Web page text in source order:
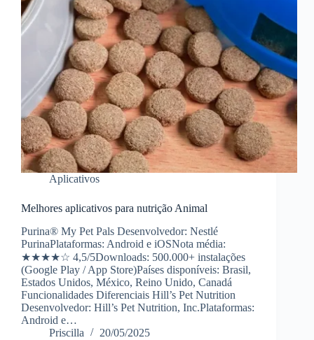
Aplicativos
Melhores aplicativos para nutrição Animal
Purina® My Pet Pals Desenvolvedor: Nestlé
PurinaPlataformas: Android e iOSNota média:
★★★★☆ 4,5/5Downloads: 500.000+ instalações
(Google Play / App Store)Países disponíveis: Brasil,
Estados Unidos, México, Reino Unido, Canadá
Funcionalidades Diferenciais Hill’s Pet Nutrition
Desenvolvedor: Hill’s Pet Nutrition, Inc.Plataformas:
Android e…
Priscilla
20/05/2025